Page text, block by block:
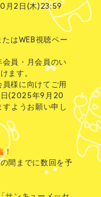
月2日(木)23:59
はWEB視聴ペー
員・月会員のい
ます。
様に向けてご用
日(2025年9月20
ようお願い申し
間までに数回を予